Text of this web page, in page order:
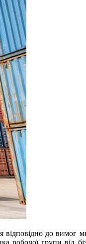
відповідно до вимог